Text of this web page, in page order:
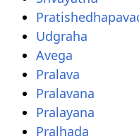
Udgraha
Avega
Pralava
Pralavana
Pralayana
Pralhada